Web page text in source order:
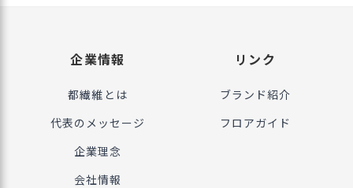
企業情報
都繊維とは
代表のメッセージ
企業理念
会社情報
リンク
ブランド紹介
フロアガイド